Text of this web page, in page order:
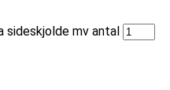
sideskjolde mv antal